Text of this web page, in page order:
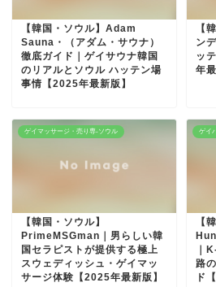
【韓国・ソウル】Adam
Sauna・（アダム・サウナ）
徹底ガイド｜ゲイサウナ韓国
のリアルとソウル ハッテン場
事情【2025年最新版】
【
ン
ッ
年最
ゲイマッサージ・売り専-ソウル
【韓国・ソウル】
PrimeMSGman｜男らしい韓
国セラピストが提供する極上
スウェディッシュ・ゲイマッ
サージ体験【2025年最新版】
ゲイ
【
｜
路
ド